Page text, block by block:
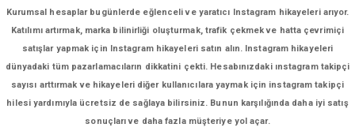
Kurumsal hesaplar bugünlerde eğlenceli ve yaratıcı Instagram hikayeleri arıyor.
Katılımı artırmak, marka bilinirliği oluşturmak, trafik çekmek ve hatta çevrimiçi
satışlar yapmak için Instagram hikayeleri satın alın. Instagram hikayeleri
dünyadaki tüm pazarlamacıların dikkatini çekti. Hesabınızdaki ınstagram takipçi
sayısı arttırmak ve hikayeleri diğer kullanıcılara yaymak için instagram takipçi
hilesi yardımıyla ücretsiz de sağlaya bilirsiniz. Bunun karşılığında daha iyi satış
sonuçları ve daha fazla müşteriye yol açar.